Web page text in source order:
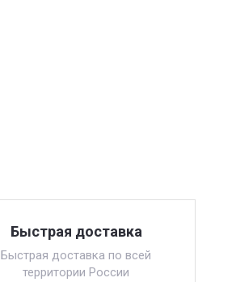
Быстрая доставка
Быстрая доставка по всей
территории России